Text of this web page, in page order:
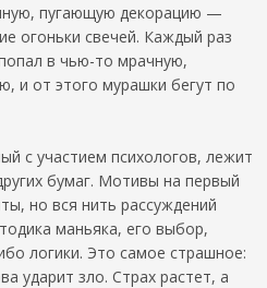
пугающую декорацию —
огоньки свечей. Каждый раз
в чью-то мрачную,
и от этого мурашки бегут по
с участием психологов, лежит
бумаг. Мотивы на первый
но вся нить рассуждений
маньяка, его выбор,
логики. Это самое страшное:
ударит зло. Страх растет, а